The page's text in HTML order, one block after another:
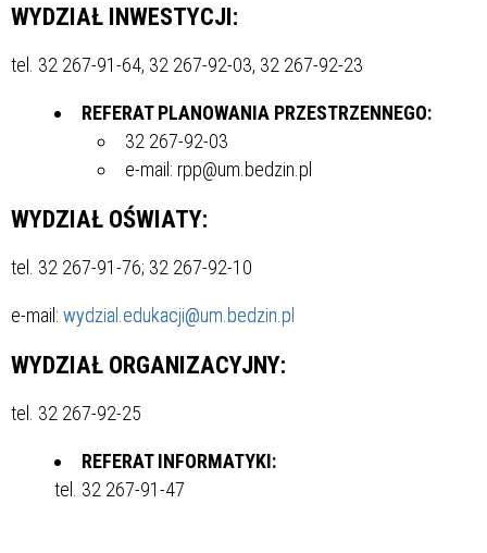
WYDZIAŁ INWESTYCJI:
tel. 32 267-91-64, 32 267-92-03, 32 267-92-23
REFERAT PLANOWANIA PRZESTRZENNEGO:
32 267-92-03
e-mail: rpp@um.bedzin.pl
WYDZIAŁ OŚWIATY:
tel. 32 267-91-76; 32 267-92-10
e-mail: wydzial.edukacji@um.bedzin.pl
WYDZIAŁ ORGANIZACYJNY:
tel. 32 267-92-25
REFERAT INFORMATYKI:
tel. 32 267-91-47